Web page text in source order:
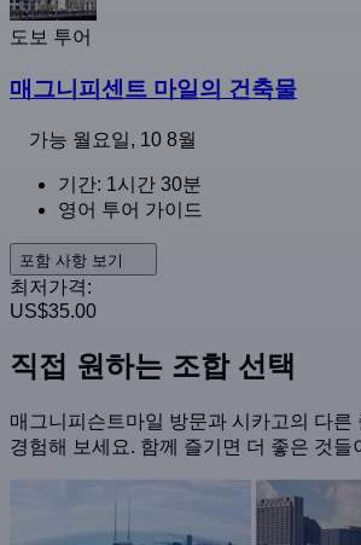
도보 투어
매그니피센트 마일의 건축물
가능 월요일, 10 8월
기간: 1시간 30분
영어 투어 가이드
포함 사항 보기
최저가격:
US$35.00
직접 원하는 조합 선택
매그니피슨트마일 방문과 시카고의 다른
경험해 보세요. 함께 즐기면 더 좋은 것들